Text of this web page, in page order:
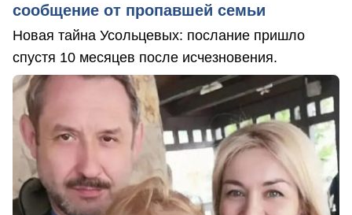
сообщение от пропавшей семьи
Новая тайна Усольцевых: послание пришло
спустя 10 месяцев после исчезновения.